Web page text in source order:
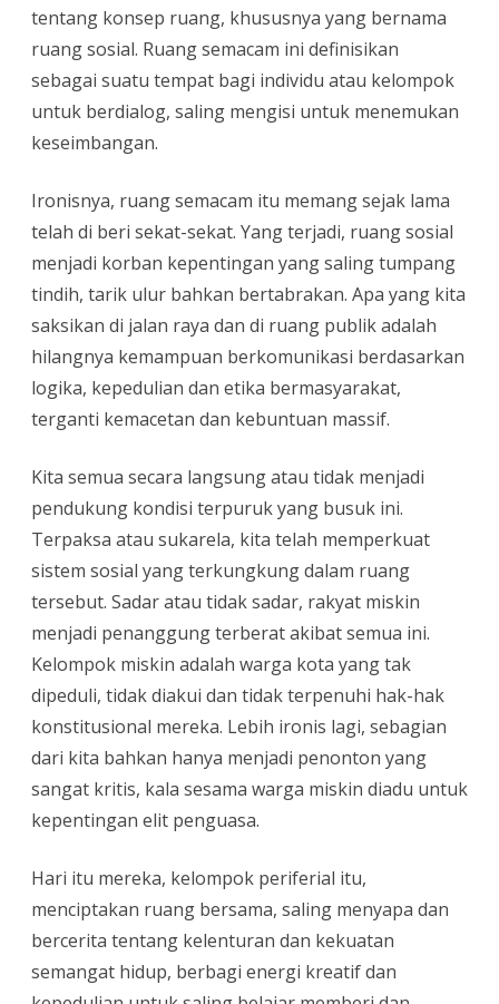
tentang konsep ruang, khususnya yang bernama
ruang sosial. Ruang semacam ini definisikan
sebagai suatu tempat bagi individu atau kelompok
untuk berdialog, saling mengisi untuk menemukan
keseimbangan.
Ironisnya, ruang semacam itu memang sejak lama
telah di beri sekat-sekat. Yang terjadi, ruang sosial
menjadi korban kepentingan yang saling tumpang
tindih, tarik ulur bahkan bertabrakan. Apa yang kita
saksikan di jalan raya dan di ruang publik adalah
hilangnya kemampuan berkomunikasi berdasarkan
logika, kepedulian dan etika bermasyarakat,
terganti kemacetan dan kebuntuan massif.
Kita semua secara langsung atau tidak menjadi
pendukung kondisi terpuruk yang busuk ini.
Terpaksa atau sukarela, kita telah memperkuat
sistem sosial yang terkungkung dalam ruang
tersebut. Sadar atau tidak sadar, rakyat miskin
menjadi penanggung terberat akibat semua ini.
Kelompok miskin adalah warga kota yang tak
dipeduli, tidak diakui dan tidak terpenuhi hak-hak
konstitusional mereka. Lebih ironis lagi, sebagian
dari kita bahkan hanya menjadi penonton yang
sangat kritis, kala sesama warga miskin diadu untuk
kepentingan elit penguasa.
Hari itu mereka, kelompok periferial itu,
menciptakan ruang bersama, saling menyapa dan
bercerita tentang kelenturan dan kekuatan
semangat hidup, berbagi energi kreatif dan